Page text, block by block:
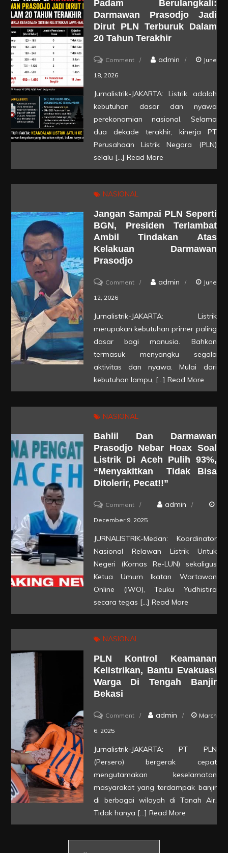
Mengalir
ke
Prasodjo
Padam Berulangkali:
Darmawan Prasodjo Jadi
Dirut PLN Terburuk Dalam
20 Tahun Terakhir
Commenton
Padam
Berulangkali:
Darmawan
Jadi
PLN
Terburuk
Terakhir
admin June
18, 2026
Jurnalistrik-JAKARTA: Listrik adalah
kebutuhan dasar dan nyawa
perekonomian nasional. Selama
dua dekade terakhir, kinerja PT
Perusahaan Listrik Negara (PLN)
selalu […] Read More
NASIONAL
Jangan Sampai PLN Seperti
BGN, Presiden Terlambat
Ambil Tindakan Atas
Kelakuan Darmawan
Prasodjo
Commenton
Seperti
BGN,
Presiden
Terlambat
Tindakan
Kelakuan
Darmawan
Prasodjo
admin June
12, 2026
Jurnalistrik-JAKARTA: Listrik
merupakan kebutuhan primer paling
dasar bagi manusia. Bahkan
termasuk menyangku segala
aktivitas dan nyawa. Mulai dari
kebutuhan lampu, […] Read More
NASIONAL
Bahlil Dan Darmawan
Prasodjo Nebar Hoax Soal
Listrik Di Aceh Pulih 93%,
“Menyakitkan Tidak Bisa
Ditolerir, Pecat!!”
Commenton
Bahlil
Prasodjo
Nebar
Hoax
Soal
di
Pulih
93%,
“Menyakitkan
Bisa
Pecat!!”
admin
December 9, 2025
JURNALISTRIK-Medan: Koordinator
Nasional Relawan Listrik Untuk
Negeri (Kornas Re-LUN) sekaligus
Ketua Umum Ikatan Wartawan
Online (IWO), Teuku Yudhistira
secara tegas […] Read More
NASIONAL
PLN Kontrol Keamanan
Kelistrikan, Bantu Evakuasi
Warga Di Tengah Banjir
Bekasi
Commenton
Kelistrikan,
Bantu
Evakuasi
Warga
Tengah
admin March
6, 2025
Jurnalistrik-JAKARTA: PT PLN
(Persero) bergerak cepat
mengutamakan keselamatan
masyarakat yang terdampak banjir
di berbagai wilayah di Tanah Air.
Tidak hanya […] Read More